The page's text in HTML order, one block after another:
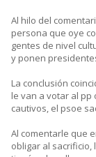
Al hilo del
persona que oye
gentes de nivel
y ponen
La conclusión
le van a votar al pp
cautivos, el psoe
Al comentarle que
obligar al